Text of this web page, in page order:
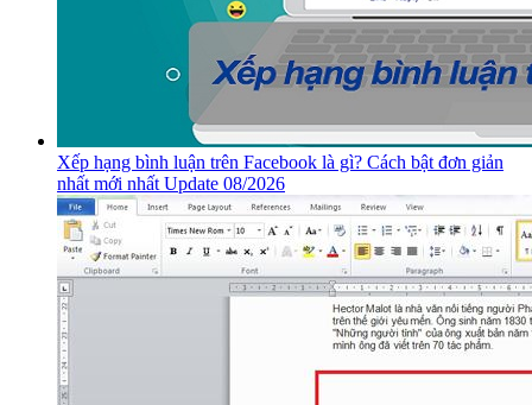
Xếp hạng bình luận trên Facebook là gì? Cách bật đơn giản
nhất mới nhất Update 08/2026